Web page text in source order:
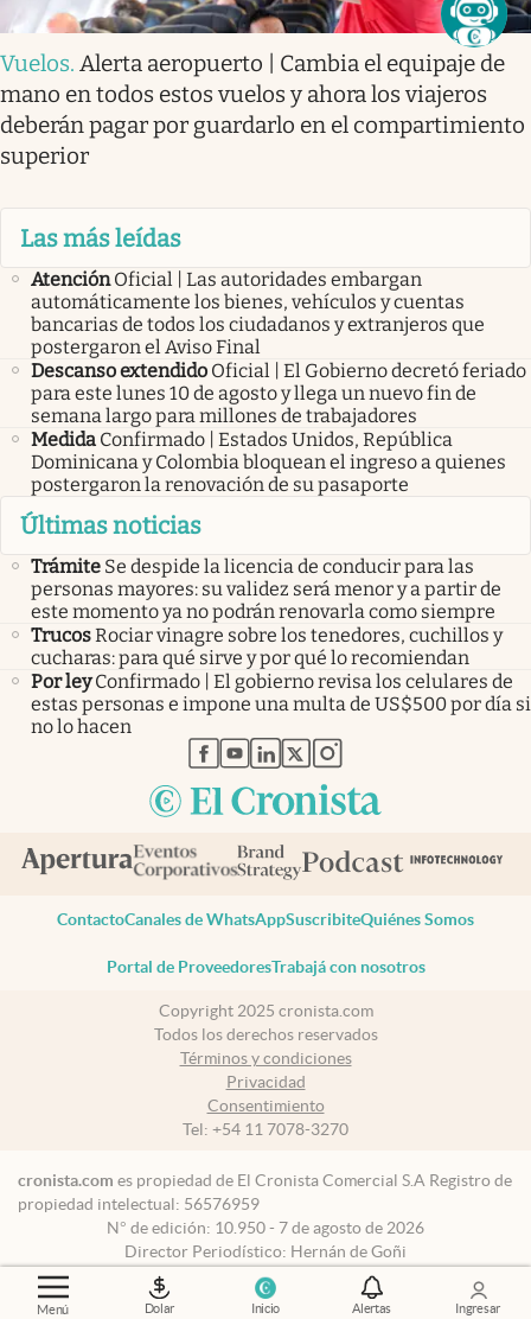
Menú Dolar Inicio Alertas Ingresar
Vuelos. Alerta aeropuerto | Cambia el equipaje de
mano en todos estos vuelos y ahora los viajeros
deberán pagar por guardarlo en el compartimiento
superior
Las más leídas
Atención Oficial | Las autoridades embargan
automáticamente los bienes, vehículos y cuentas
bancarias de todos los ciudadanos y extranjeros que
postergaron el Aviso Final
Descanso extendido Oficial | El Gobierno decretó feriado
para este lunes 10 de agosto y llega un nuevo fin de
semana largo para millones de trabajadores
Medida Confirmado | Estados Unidos, República
Dominicana y Colombia bloquean el ingreso a quienes
postergaron la renovación de su pasaporte
Últimas noticias
Trámite Se despide la licencia de conducir para las
personas mayores: su validez será menor y a partir de
este momento ya no podrán renovarla como siempre
TrucosRociar vinagre sobre los tenedores, cuchillos y
cucharas: para qué sirve y por qué lo recomiendan
Por ley Confirmado | El gobierno revisa los celulares de
estas personas e impone una multa de US$500 por día si
no lo hacen
abre en nueva pestaña
abre en nueva pestaña
abre en nueva pestaña
abre en nueva pestaña
abre en nueva pestaña
ContactoCanales de WhatsAppSuscribiteQuiénes Somos
Portal de ProveedoresTrabajá con nosotros
Copyright 2025 cronista.com
Todos los derechos reservados
Términos y condiciones
Privacidad
Consentimiento
Tel: +54 11 7078-3270
cronista.com es propiedad de El Cronista Comercial S.A Registro de
propiedad intelectual: 56576959
N° de edición: 10.950 - 7 de agosto de 2026
Director Periodístico: Hernán de Goñi